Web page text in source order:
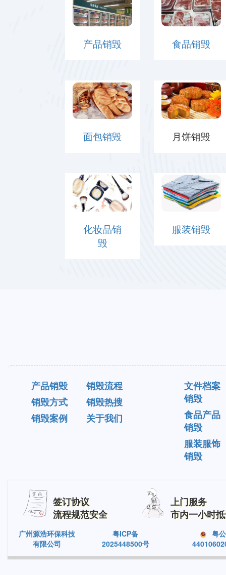
产品销毁 食品销毁
面包销毁 月饼销毁
化妆品销
毁
服装销毁
产品销毁
销毁流程
销毁方式
销毁热搜
销毁案例
关于我们
文件档案
销毁
食品产品
销毁
服装服饰
销毁
签订协议
流程规范安全
上门服务
市内一小时
广州源浩环保科技
有限公司
粤ICP备
2025448500号
粤公